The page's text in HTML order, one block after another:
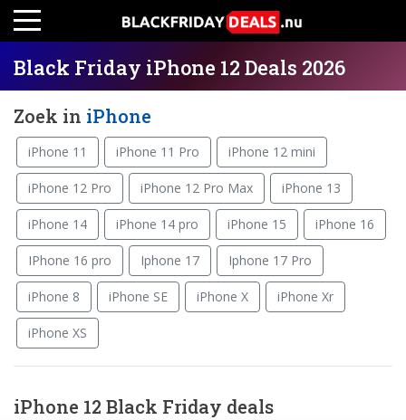
Black Friday iPhone 12 Deals 2026
Zoek in iPhone
iPhone 11 iPhone 11 Pro iPhone 12 mini
iPhone 12 Pro iPhone 12 Pro Max iPhone 13
iPhone 14 iPhone 14 pro iPhone 15 iPhone 16
IPhone 16 pro Iphone 17 Iphone 17 Pro
iPhone 8 iPhone SE iPhone X iPhone Xr
iPhone XS
iPhone 12 Black Friday deals